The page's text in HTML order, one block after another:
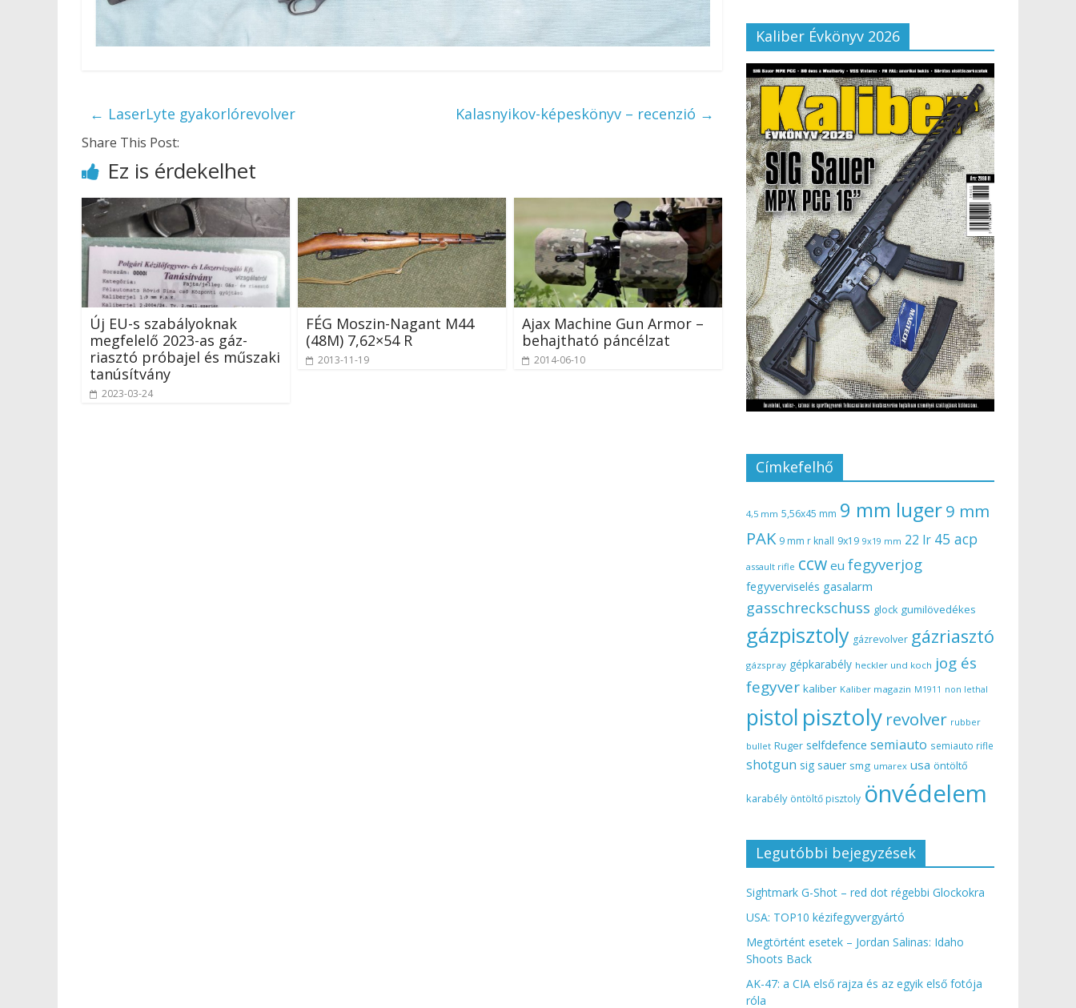
← LaserLyte gyakorlórevolver Kalasnyikov-képeskönyv – recenzió →
Share This Post:
Ez is érdekelhet
Új EU-s szabályoknak
megfelelő 2023-as gáz-
riasztó próbajel és műszaki
tanúsítvány
2023-03-24
FÉG Moszin-Nagant M44
(48M) 7,62×54 R
2013-11-19
Ajax Machine Gun Armor –
behajtható páncélzat
2014-06-10
Kaliber Évkönyv 2026
Címkefelhő
4,5 mm 5,56x45 mm 9 mm luger9 mm
PAK 9 mm r knall 9x19 9x19 mm 22 lr 45 acp
assault rifle ccw eu fegyverjog
fegyverviselés gasalarm
gasschreckschuss glock gumilövedékes
gázpisztoly gázrevolver gázriasztó
gázspray gépkarabély heckler und koch jog és
fegyver kaliber Kaliber magazin M1911 non lethal
pistol pisztoly revolver rubber
bullet Ruger selfdefence semiauto semiauto rifle
shotgun sig sauer smg umarex usa öntöltő
karabély öntöltő pisztoly önvédelem
Legutóbbi bejegyzések
Sightmark G-Shot – red dot régebbi Glockokra
USA: TOP10 kézifegyvergyártó
Megtörtént esetek – Jordan Salinas: Idaho
Shoots Back
AK-47: a CIA első rajza és az egyik első fotója
róla